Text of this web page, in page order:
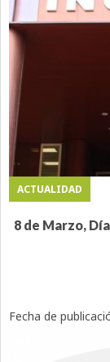
ACTUALIDAD
8 de Marzo,
Fecha de